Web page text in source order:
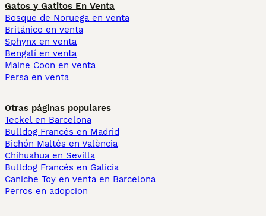
Gatos y Gatitos En Venta
Bosque de Noruega en venta
Británico en venta
Sphynx en venta
Bengalí en venta
Maine Coon en venta
Persa en venta
Otras páginas populares
Teckel en Barcelona
Bulldog Francés en Madrid
Bichón Maltés en València
Chihuahua en Sevilla
Bulldog Francés en Galicia
Caniche Toy en venta en Barcelona
Perros en adopcion